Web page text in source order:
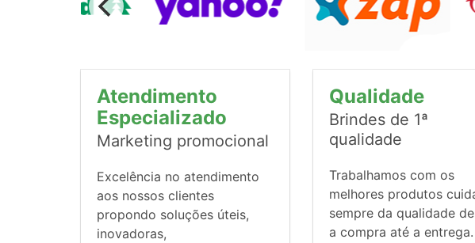
Atendimento
Especializado
Marketing promocional
Excelência no atendimento
aos nossos clientes
propondo soluções úteis,
inovadoras,
Qualidade
Brindes de 1ª
qualidade
Trabalhamos com os
melhores produtos
sempre da qualidade
a compra até a entrega.